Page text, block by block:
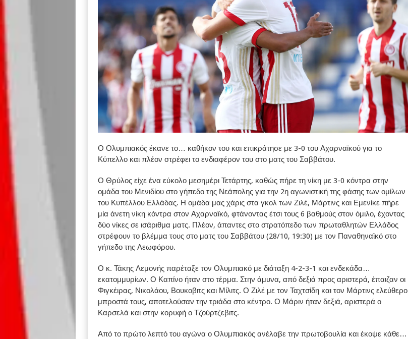
Ο Ολυμπιακός έκανε το… καθήκον του και επικράτησε με 3-0 του Αχαρναϊκού για το
Κύπελλο και πλέον στρέφει το ενδιαφέρον του στο ματς του Σαββάτου.
Ο Θρύλος είχε ένα εύκολο μεσημέρι Τετάρτης, καθώς πήρε τη νίκη με 3-0 κόντρα στην
ομάδα του Μενιδίου στο γήπεδο της Νεάπολης για την 2η αγωνιστική της φάσης των ομίλων
του Κυπέλλου Ελλάδας. Η ομάδα μας χάρις στα γκολ των Ζιλέ, Μάρτινς και Εμενίκε πήρε
μία άνετη νίκη κόντρα στον Αχαρναϊκό, φτάνοντας έτσι τους 6 βαθμούς στον όμιλο, έχοντας
δύο νίκες σε ισάριθμα ματς. Πλέον, άπαντες στο στρατόπεδο των πρωταθλητών Ελλάδος
στρέφουν το βλέμμα τους στο ματς του Σαββάτου (28/10, 19:30) με τον Παναθηναϊκό στο
γήπεδο της Λεωφόρου.
Ο κ. Τάκης Λεμονής παρέταξε τον Ολυμπιακό με διάταξη 4-2-3-1 και ενδεκάδα…
εκατομμυρίων. Ο Καπίνο ήταν στο τέρμα. Στην άμυνα, από δεξιά προς αριστερά, έπαιζαν οι
Φιγκέιρας, Νικολάου, Βουκοβιτς και Μίλιτς. Ο Ζιλέ με τον Ταχτσίδη και τον Μάρτινς ελεύθερο
μπροστά τους, αποτελούσαν την τριάδα στο κέντρο. Ο Μάριν ήταν δεξιά, αριστερά ο
Καρσελά και στην κορυφή ο Τζούρτζεβιτς.
Από το πρώτο λεπτό του αγώνα ο Ολυμπιακός ανέλαβε την πρωτοβουλία και έκοψε κάθε…